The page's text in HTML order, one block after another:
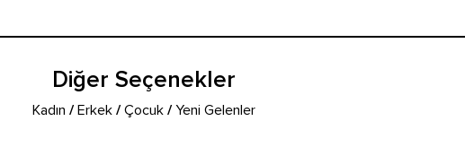
Diğer Seçenekler
Kadın /Erkek /Çocuk /Yeni Gelenler